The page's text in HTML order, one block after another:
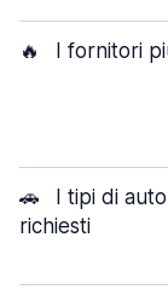
🔥 I fornitori
🚗
I tipi di
richiesti